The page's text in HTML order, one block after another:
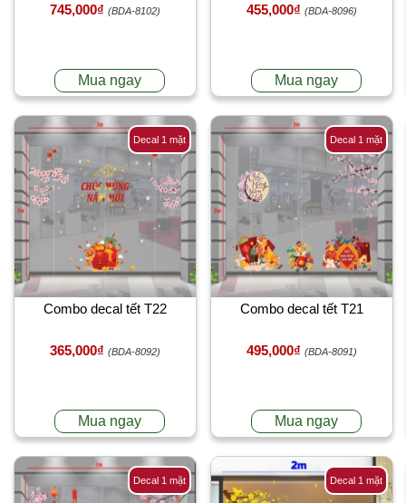
745,000₫ (BDA-8102)
Mua ngay
455,000₫ (BDA-8096)
Mua ngay
Decal 1 mặt
Combo decal tết T22
365,000₫ (BDA-8092)
Mua ngay
Decal 1 mặt
Combo decal tết T21
495,000₫ (BDA-8091)
Mua ngay
Decal 1 mặt Decal 1 mặt